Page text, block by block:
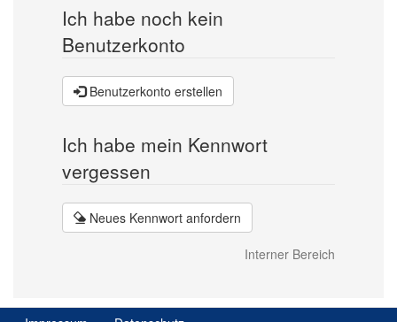
Ich habe noch kein
Benutzerkonto
Benutzerkonto erstellen
Ich habe mein Kennwort
vergessen
Neues Kennwort anfordern
Interner Bereich